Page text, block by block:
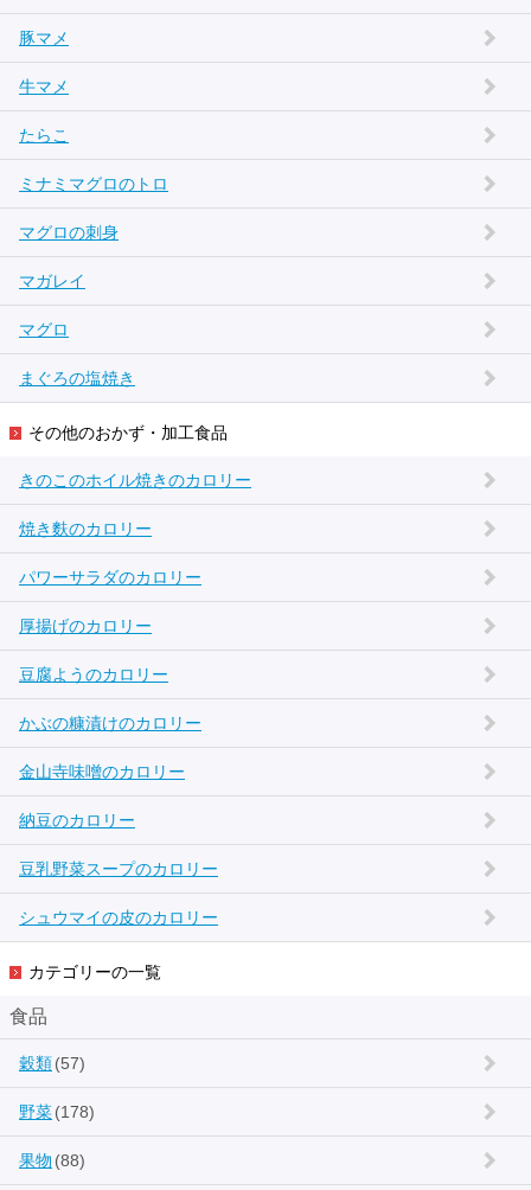
豚マメ
牛マメ
たらこ
ミナミマグロのトロ
マグロの刺身
マガレイ
マグロ
まぐろの塩焼き
その他のおかず・加工食品
きのこのホイル焼きのカロリー
焼き麩のカロリー
パワーサラダのカロリー
厚揚げのカロリー
豆腐ようのカロリー
かぶの糠漬けのカロリー
金山寺味噌のカロリー
納豆のカロリー
豆乳野菜スープのカロリー
シュウマイの皮のカロリー
カテゴリーの一覧
食品
穀類(57)
野菜(178)
果物 (88)